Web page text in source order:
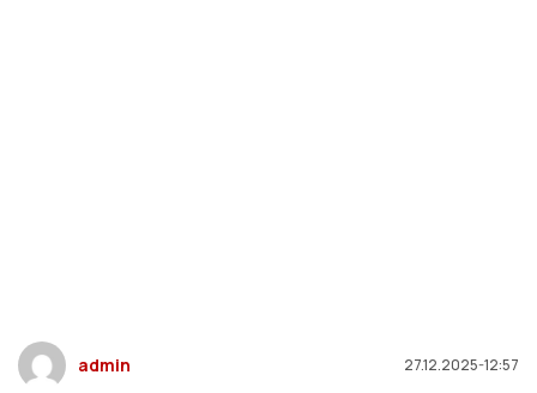
admin 27.12.2025-12:57